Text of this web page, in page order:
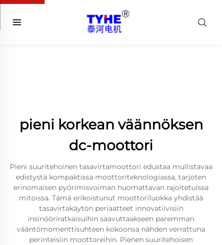
pieni korkean väännöksen
dc-moottori
Pieni suuritehoinen tasavirtamoottori edustaa mullistavaa
edistystä kompaktissa moottoriteknologiassa, tarjoten
erinomaisen pyörimisvoiman huomattavan rajoitetuissa
mitoissa. Tämä erikoistunut moottoriluokka yhdistää
tasavirtakäytön periaatteet innovatiivisiin
insinööriratkaisuihin saavuttaakseen paremman
vääntömomenttisuhteen kokoonsa nähden verrattuna
perinteisiin moottoreihin. Pienen suuritehoisen